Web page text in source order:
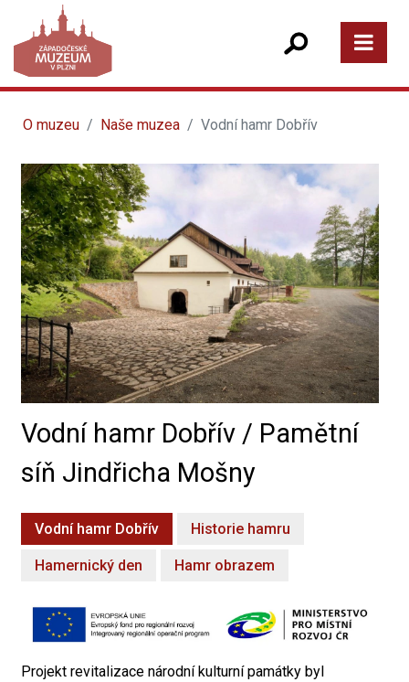
O muzeu Naše muzea Vodní hamr Dobřív
Vodní hamr Dobřív / Pamětní
síň Jindřicha Mošny
Vodní hamr Dobřív Historie hamru
Hamernický den Hamr obrazem
Projekt revitalizace národní kulturní památky byl